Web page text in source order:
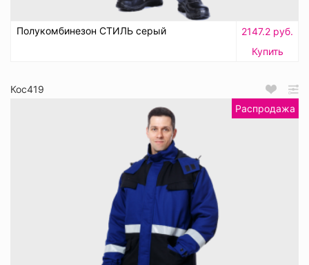
Полукомбинезон СТИЛЬ серый
2147.2 руб.
Купить
Кос419
Распродажа